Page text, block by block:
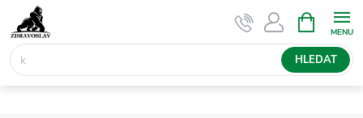
na
obsah
HLEDAT
NÁKUPNÍ
KOŠÍK